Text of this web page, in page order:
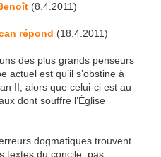
(8.4.2011)
répond (18.4.2011)
des plus grands penseurs
actuel est qu’il s’obstine à
II, alors que celui-ci est au
dont souffre l’Église
dogmatiques trouvent
textes du concile, pas